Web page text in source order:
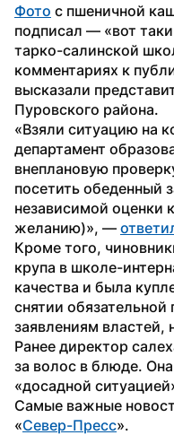
Фото с пшеничной
подписал — «вот
тарко-салинской
комментариях к
высказали
Пуровского района.
«Взяли ситуацию на
департамент
внеплановую
посетить обеденный
независимой оценки
желанию)», —
Кроме того,
крупа в школе-
качества и была
снятии
заявлениям
Ранее директор
за волос в блюде.
«досадной
Самые важные
«Север-Пресс».